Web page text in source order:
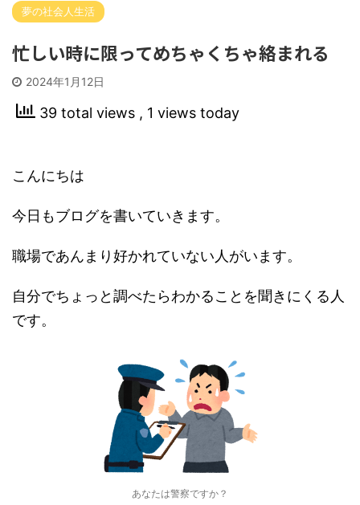
夢の社会人生活
忙しい時に限ってめちゃくちゃ絡まれる
2024年1月12日
39 total views , 1 views today
こんにちは
今日もブログを書いていきます。
職場であんまり好かれていない人がいます。
自分でちょっと調べたらわかることを聞きにくる人
です。
あなたは警察ですか？